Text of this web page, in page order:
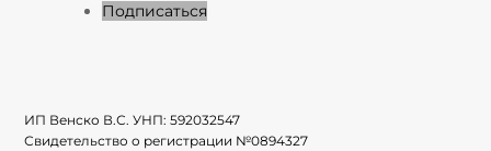
Подписаться
ИП Венско В.С. УНП:592032547
Свидетельство о регистрации №0894327